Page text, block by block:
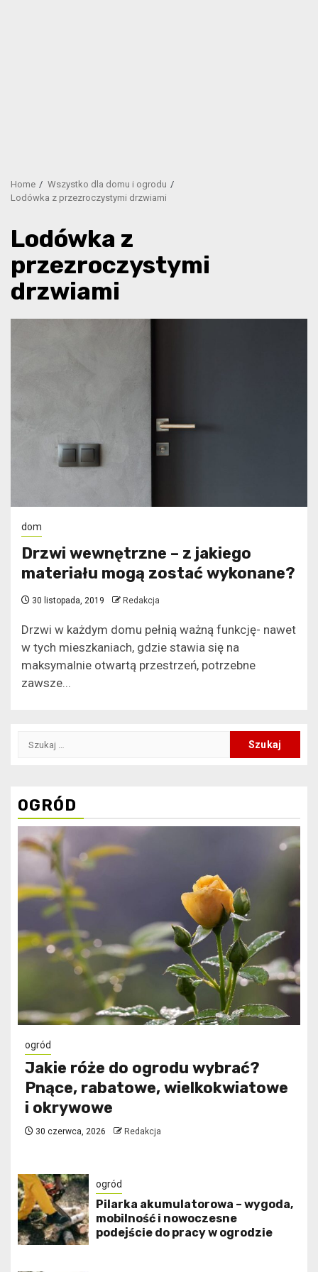
Home
Wszystko dla domu i ogrodu
Lodówka z przezroczystymi drzwiami
Lodówka z
przezroczystymi
drzwiami
dom
Drzwi wewnętrzne – z jakiego
materiału mogą zostać wykonane?
30 listopada, 2019 Redakcja
Drzwi w każdym domu pełnią ważną funkcję- nawet
w tych mieszkaniach, gdzie stawia się na
maksymalnie otwartą przestrzeń, potrzebne
zawsze...
Szukaj:
OGRÓD
ogród
Jakie róże do ogrodu wybrać?
Pnące, rabatowe, wielkokwiatowe
i okrywowe
30 czerwca, 2026 Redakcja
ogród
Pilarka akumulatorowa – wygoda,
mobilność i nowoczesne
podejście do pracy w ogrodzie